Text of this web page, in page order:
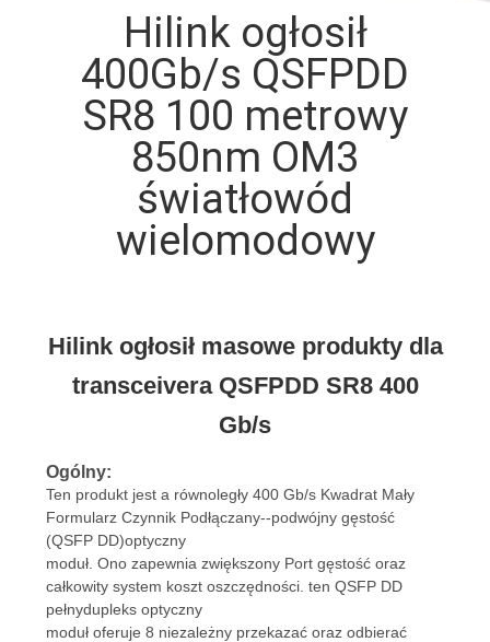
FABRYCE
KONTROLA
SKONTAKTUJ
NAMI
NOWOŚCI
SPRAWY
POPROŚ
O
WYCENĘ
Hilink ogłosił
400Gb/s QSFPDD
SR8 100 metrowy
850nm OM3
światłowód
wielomodowy
Hilink ogłosił masowe produkty dla
transceivera QSFPDD SR8 400
Gb/s
Ogólny:
Ten produkt jest a równoległy 400 Gb/s Kwadrat Mały
Formularz Czynnik Podłączany--podwójny gęstość
(QSFP DD)optyczny
moduł. Ono zapewnia zwiększony Port gęstość oraz
całkowity system koszt oszczędności. ten QSFP DD
pełnydupleks optyczny
moduł oferuje 8 niezależny przekazać oraz odbierać